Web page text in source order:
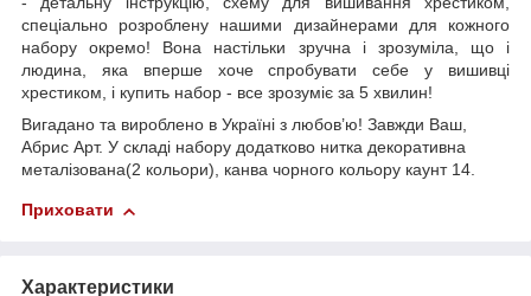
спеціально розроблену нашими дизайнерами для кожного
набору окремо! Вона настільки зручна і зрозуміла, що і
людина, яка вперше хоче спробувати себе у вишивці
хрестиком, і купить набор - все зрозуміє за 5 хвилин!
Вигадано та вироблено в Україні з любов’ю! Завжди Ваш,
Абрис Арт. У складі набору додатково нитка декоративна
металізована(2 кольори), канва чорного кольору каунт 14.
Приховати
Характеристики